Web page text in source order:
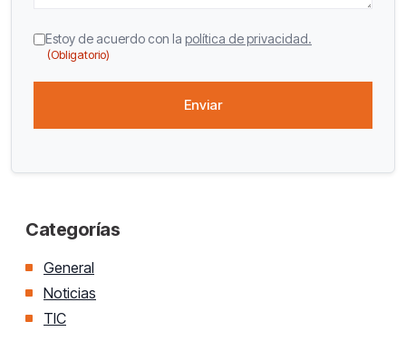
CAPTCHA
Consentimiento
(Obligatorio)
Estoy de acuerdo con la política de privacidad.
(Obligatorio)
Categorías
General
Noticias
TIC